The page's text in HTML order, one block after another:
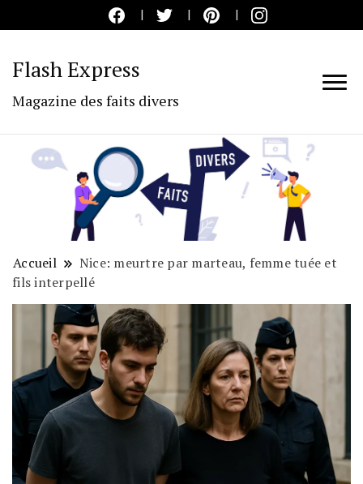
Flash Express
Magazine des faits divers
Accueil
Nice: meurtre par marteau, femme tuée et
fils interpellé